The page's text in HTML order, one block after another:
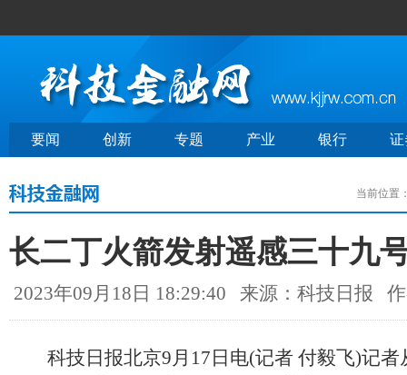
要闻 创新 专题 产业 银行 证
当前位置
长二丁火箭发射遥感三十九
2023年09月18日 18:29:40 来源：科技日报
科技日报北京9月17日电(记者 付毅飞)记者